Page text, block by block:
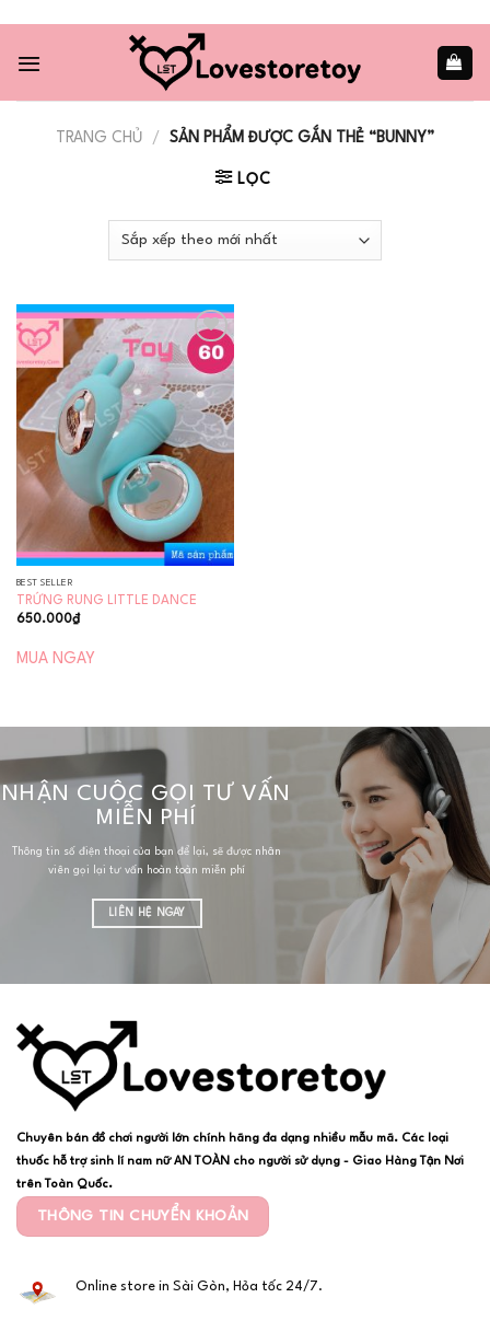
content
TRANG CHỦ / SẢN PHẨM ĐƯỢC GẮN THẺ “BUNNY”
LỌC
Add to
wishlist
BEST SELLER
TRỨNG RUNG LITTLE DANCE
650.000₫
MUA NGAY
NHẬN CUỘC GỌI TƯ VẤN
MIỄN PHÍ
Thông tin số điện thoại của bạn để lại, sẽ được nhân
viên gọi lại tư vấn hoàn toàn miễn phí
LIÊN HỆ NGAY
Chuyên bán đồ chơi người lớn chính hãng đa dạng nhiều mẫu mã. Các loại
thuốc hỗ trợ sinh lí nam nữ AN TOÀN cho người sử dụng - Giao Hàng Tận Nơi
trên Toàn Quốc.
THÔNG TIN CHUYỂN KHOẢN
Online store in Sài Gòn, Hỏa tốc 24/7.